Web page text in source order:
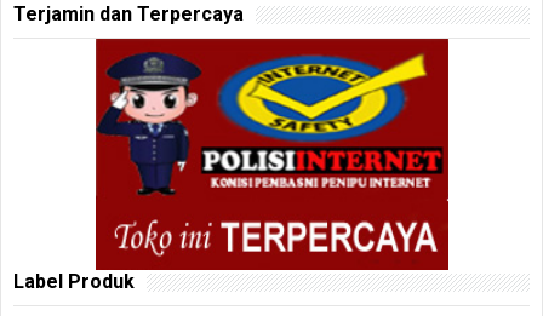
Terjamin dan Terpercaya
Label Produk